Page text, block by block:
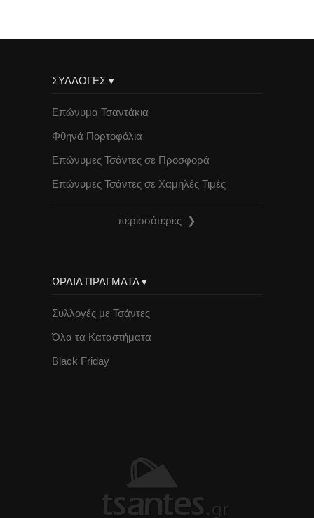
ΣΥΛΛΟΓΕΣ ▾
Επώνυμα Τσαντάκια
Φθηνά Πορτοφόλια
Επώνυμες Τσάντες σε Προσφορά
Επώνυμες Τσάντες σε Χαμηλές Τιμές
περισσότερες ❯
ΩΡΑΙΑ ΠΡΑΓΜΑΤΑ ▾
Συλλογές με Τσάντες
Όλα τα Καταστήματα
Black Friday